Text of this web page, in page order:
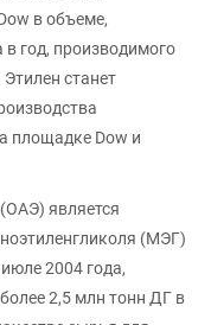
в объеме,
год, производимого
станет
площадке Dow и
является
(МЭГ)
2004 года,
2,5 млн тонн ДГ в